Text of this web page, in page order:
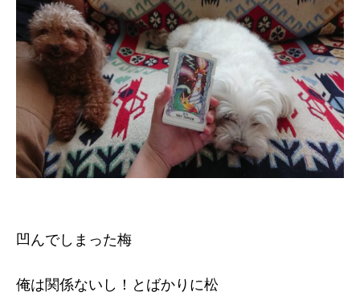
凹んでしまった梅
俺は関係ないし！とばかりに松